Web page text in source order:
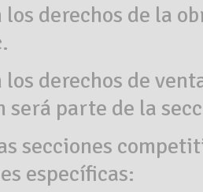
los derechos de la
los derechos de
será parte de la
secciones
específicas: